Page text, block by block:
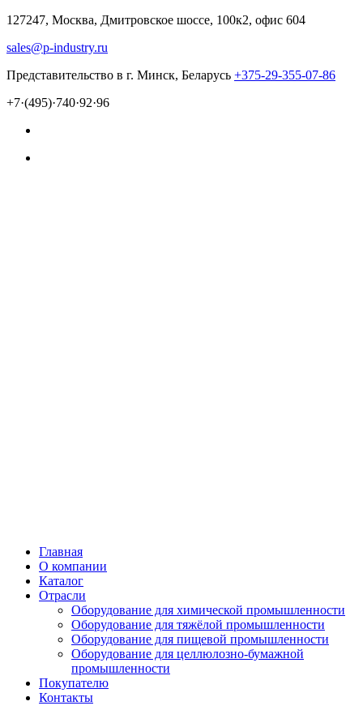
127247, Москва, Дмитровское шоссе, 100к2, офис 604
sales@p-industry.ru
Представительство в г. Минск, Беларусь +375-29-355-07-86
+7·(495)·740·92·96
Главная
О компании
Каталог
Отрасли
Оборудование для химической промышленности
Оборудование для тяжёлой промышленности
Оборудование для пищевой промышленности
Оборудование для целлюлозно-бумажной
промышленности
Покупателю
Контакты